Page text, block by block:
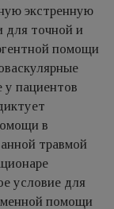
экстренную
точной и
помощи
пациентов
в
травмой
условие для
помощи